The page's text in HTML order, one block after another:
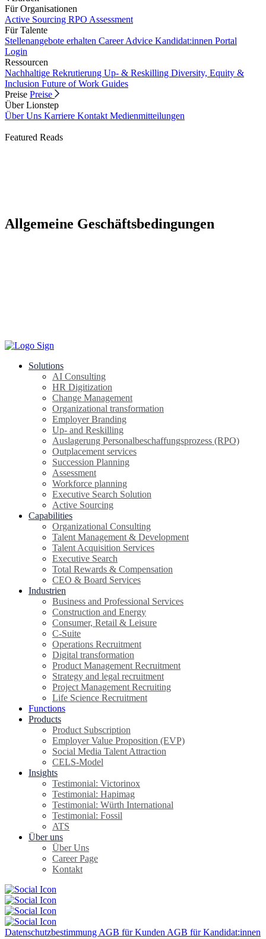
Für Organisationen
Active Sourcing RPO Assessment
Für Talente
Stellenangebote erhalten Career Advice Kandidat:innen Portal
Login
Ressourcen
Nachhaltige Rekrutierung Up- & Reskilling Diversity, Equity &
Inclusion Future of Work Guides
Preise Preise
Über Lionstep
Über Uns Karriere Kontakt Medienmitteilungen
Featured Reads
Allgemeine Geschäftsbedingungen
Solutions
AI Consulting
HR Digitization
Change Management
Organizational transformation
Employer Branding
Up- and Reskilling
Auslagerung Personalbeschaffungsprozess (RPO)
Outplacement services
Succession Planning
Assessment
Workforce planning
Executive Search Solution
Active Sourcing
Capabilities
Organizational Consulting
Talent Management & Development
Talent Acquisition Services
Executive Search
Total Rewards & Compensation
CEO & Board Services
Industrien
Business and Professional Services
Construction and Energy
Consumer, Retail & Leisure
C-Suite
Operations Recruitment
Digital transformation
Product Management Recruitment
Strategy and legal recruitment
Project Management Recruiting
Life Science Recruitment
Functions
Products
Product Subscription
Employer Value Proposition (EVP)
Social Media Talent Attraction
CELS-Model
Insights
Testimonial: Victorinox
Testimonial: Hapimag
Testimonial: Würth International
Testimonial: Fossil
ATS
Über uns
Über Uns
Career Page
Kontakt
Datenschutzbestimmung AGB für Kunden AGB für Kandidat:innen